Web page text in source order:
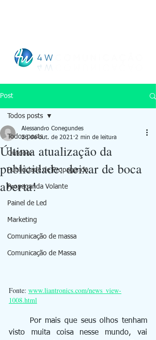
Post
Todos posts
Outdoor
Publicidade de Propaganda
Propaganda Volante
Painel de Led
Marketing
Comunicação de massa
Comunicação de Massa
Todos posts
Última atualização da
publicidade: deixar de boca
aberta!
Alessandro Conegundes
26 de out. de 2021 2 min de leitura
Fonte: www.liantronics.com/news_view-
1008.html
visto muita coisa nesse mundo, vai